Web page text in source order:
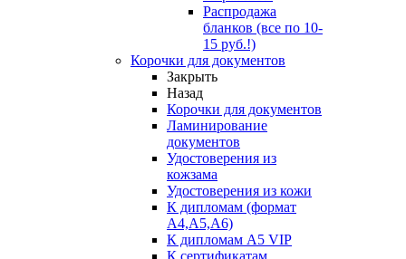
Распродажа
бланков (все по 10-
15 руб.!)
Корочки для документов
Закрыть
Назад
Корочки для документов
Ламинирование
документов
Удостоверения из
кожзама
Удостоверения из кожи
К дипломам (формат
А4,А5,А6)
К дипломам А5 VIP
К сертификатам